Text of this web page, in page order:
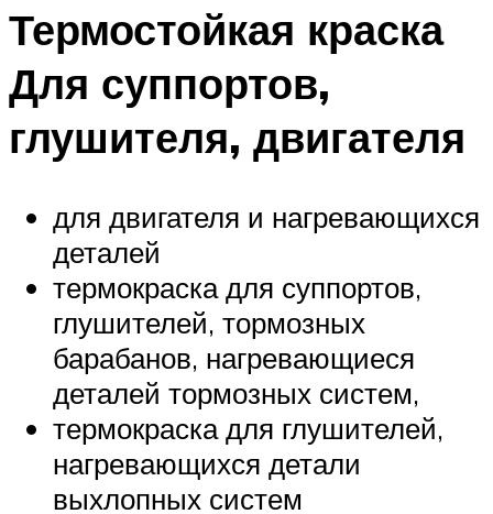
Термостойкая краска
Для суппортов,
глушителя, двигателя
для двигателя и нагревающихся
деталей
термокраска для суппортов,
глушителей, тормозных
барабанов, нагревающиеся
деталей тормозных систем,
термокраска для глушителей,
нагревающихся детали
выхлопных систем